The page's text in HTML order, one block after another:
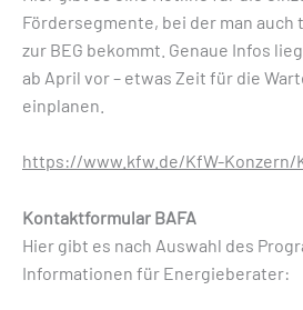
Fördersegmente, bei der man
zur BEG bekommt. Genaue Infos
ab April vor – etwas Zeit für die
einplanen.
https://www.kfw.de/KfW-Konzern/
Kontaktformular BAFA
Hier gibt es nach Auswahl des
Informationen für Energieberater: